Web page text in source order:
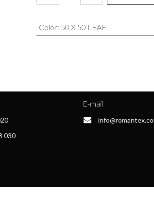
Color: 50 X 50 LEAF
030
E-mail